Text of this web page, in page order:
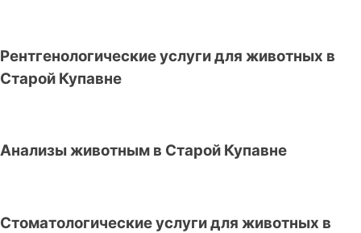
Рентгенологические услуги для животных в
Старой Купавне
Анализы животным в Старой Купавне
Стоматологические услуги для животных в